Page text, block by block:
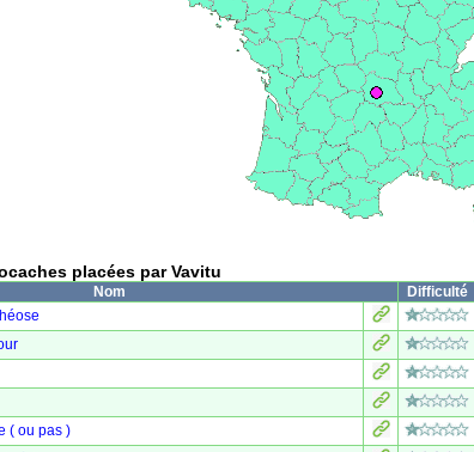
placées par Vavitu
Nom Difficulté
( ou pas )